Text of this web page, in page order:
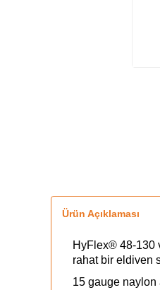
Ürün Açıklaması
HyFlex® 48-130
rahat bir eldiven
15 gauge naylon